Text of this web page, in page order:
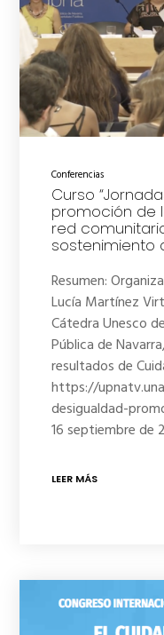
Conferencias
Curso
promoción de
red
sostenimiento
Resumen:
Lucía Martínez
Cátedra Unesco
Pública de
resultados de
https://
desigualdad-
16 septiembre de
LEER MÁS